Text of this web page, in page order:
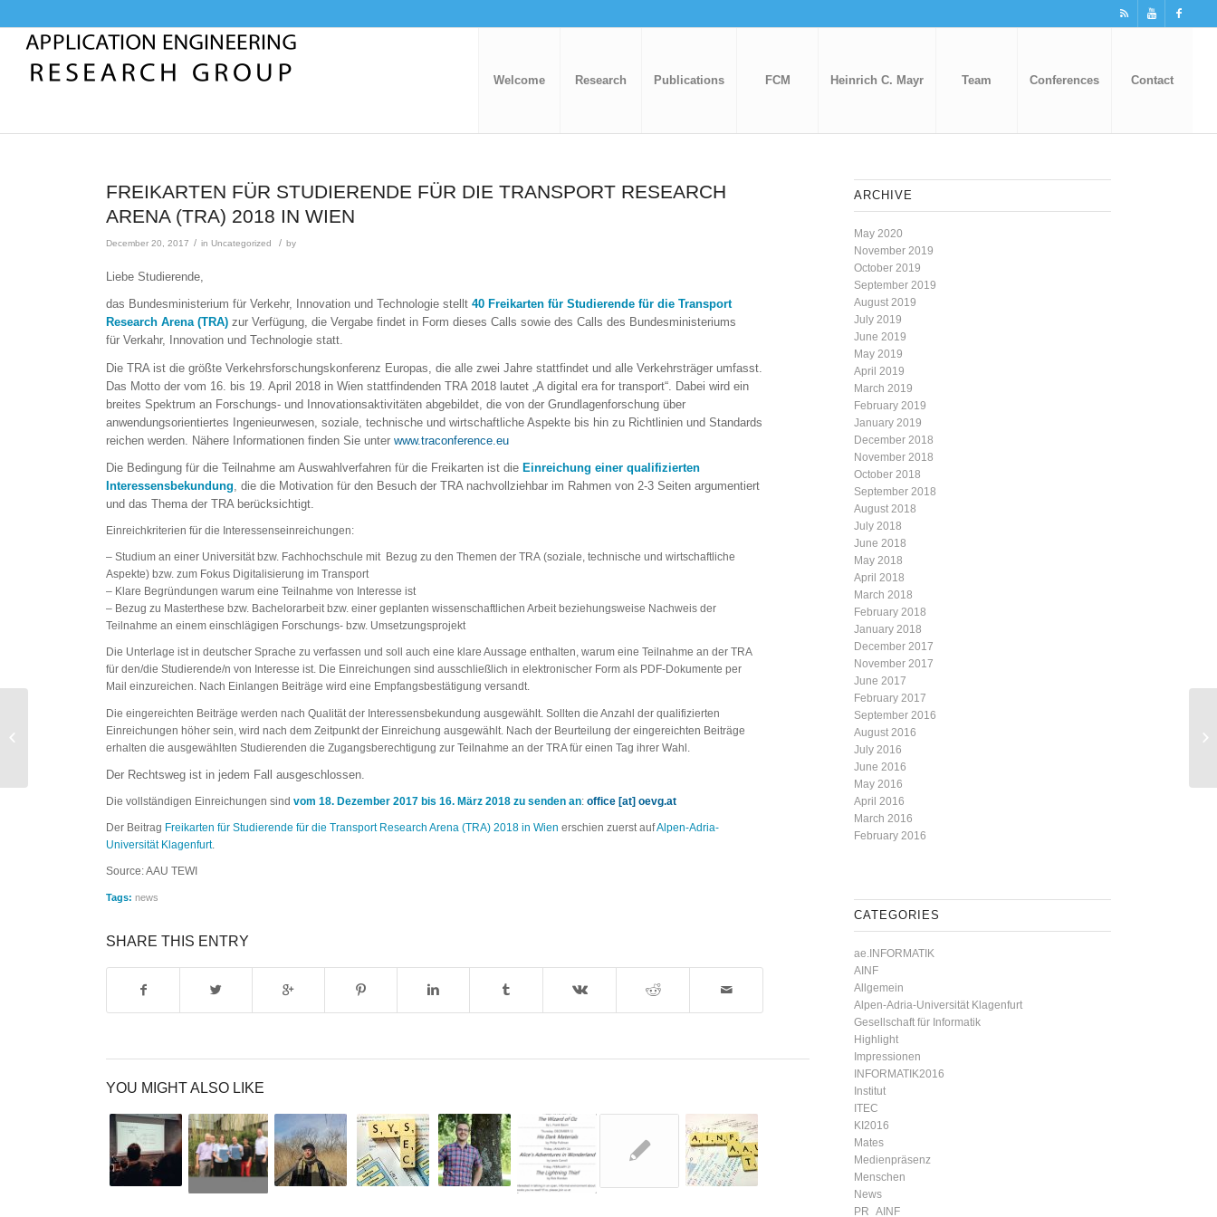
Welcome Research Publications FCM Heinrich C. Mayr Team Conferences Contact
FREIKARTEN FÜR STUDIERENDE FÜR DIE TRANSPORT RESEARCH
ARENA (TRA) 2018 IN WIEN
December 20, 2017 / inUncategorized / by
Liebe Studierende,
das Bundesministerium für Verkehr, Innovation und Technologie stellt40 Freikarten für Studierende für die Transport
Research Arena (TRA) zur Verfügung, die Vergabe findet in Form dieses Calls sowie des Calls des Bundesministeriums
für Verkahr, Innovation und Technologie statt.
Die TRA ist die größte Verkehrsforschungskonferenz Europas, die alle zwei Jahre stattfindet und alle Verkehrsträger umfasst.
Das Motto der vom 16. bis 19. April 2018 in Wien stattfindenden TRA 2018 lautet „A digital era for transport“. Dabei wird ein
breites Spektrum an Forschungs- und Innovationsaktivitäten abgebildet, die von der Grundlagenforschung über
anwendungsorientiertes Ingenieurwesen, soziale, technische und wirtschaftliche Aspekte bis hin zu Richtlinien und Standards
reichen werden. Nähere Informationen finden Sie unterwww.traconference.eu
Die Bedingung für die Teilnahme am Auswahlverfahren für die Freikarten ist die Einreichung einer qualifizierten
Interessensbekundung , die die Motivation für den Besuch der TRA nachvollziehbar im Rahmen von 2-3 Seiten argumentiert
und das Thema der TRA berücksichtigt.
Einreichkriterien für die Interessenseinreichungen:
– Studium an einer Universität bzw. Fachhochschule mit Bezug zu den Themen der TRA (soziale, technische und wirtschaftliche
Aspekte) bzw. zum Fokus Digitalisierung im Transport
– Klare Begründungen warum eine Teilnahme von Interesse ist
– Bezug zu Masterthese bzw. Bachelorarbeit bzw. einer geplanten wissenschaftlichen Arbeit beziehungsweise Nachweis der
Teilnahme an einem einschlägigen Forschungs- bzw. Umsetzungsprojekt
Die Unterlage ist in deutscher Sprache zu verfassen und soll auch eine klare Aussage enthalten, warum eine Teilnahme an der TRA
für den/die Studierende/n von Interesse ist. Die Einreichungen sind ausschließlich in elektronischer Form als PDF-Dokumente per
Mail einzureichen. Nach Einlangen Beiträge wird eine Empfangsbestätigung versandt.
Die eingereichten Beiträge werden nach Qualität der Interessensbekundung ausgewählt. Sollten die Anzahl der qualifizierten
Einreichungen höher sein, wird nach dem Zeitpunkt der Einreichung ausgewählt. Nach der Beurteilung der eingereichten Beiträge
erhalten die ausgewählten Studierenden die Zugangsberechtigung zur Teilnahme an der TRA für einen Tag ihrer Wahl.
Der Rechtsweg ist in jedem Fall ausgeschlossen.
Die vollständigen Einreichungen sindvom 18. Dezember 2017 bis 16. März 2018 zu senden an:office [at] oevg.at
Der Beitrag Freikarten für Studierende für die Transport Research Arena (TRA) 2018 in Wien erschien zuerst aufAlpen-Adria-
Universität Klagenfurt.
Source: AAU TEWI
Tags: news
SHARE THIS ENTRY
YOU MIGHT ALSO LIKE
ARCHIVE
May 2020
November 2019
October 2019
September 2019
August 2019
July 2019
June 2019
May 2019
April 2019
March 2019
February 2019
January 2019
December 2018
November 2018
October 2018
September 2018
August 2018
July 2018
June 2018
May 2018
April 2018
March 2018
February 2018
January 2018
December 2017
November 2017
June 2017
February 2017
September 2016
August 2016
July 2016
June 2016
May 2016
April 2016
March 2016
February 2016
CATEGORIES
ae.INFORMATIK
AINF
Allgemein
Alpen-Adria-Universität Klagenfurt
Gesellschaft für Informatik
Highlight
Impressionen
INFORMATIK2016
Institut
ITEC
KI2016
Mates
Medienpräsenz
Menschen
News
PR_AINF
inspire! BUILD YOUR